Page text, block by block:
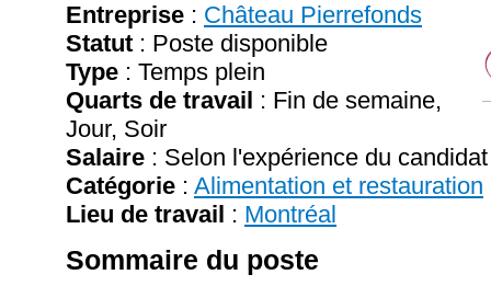
Entreprise : Château Pierrefonds
Statut : Poste disponible
Type : Temps plein
Quarts de travail : Fin de semaine,
Jour, Soir
Salaire : Selon l'expérience du candidat
Catégorie : Alimentation et restauration
Lieu de travail : Montréal
Sommaire du poste